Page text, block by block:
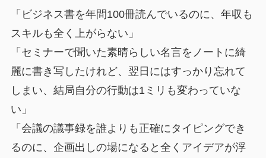
「ビジネス書を年間100冊読んでいるのに、年収も
スキルも全く上がらない」
「セミナーで聞いた素晴らしい名言をノートに綺
麗に書き写したけれど、翌日にはすっかり忘れて
しまい、結局自分の行動は1ミリも変わっていな
い」
「会議の議事録を誰よりも正確にタイピングでき
るのに、企画出しの場になると全くアイデアが浮